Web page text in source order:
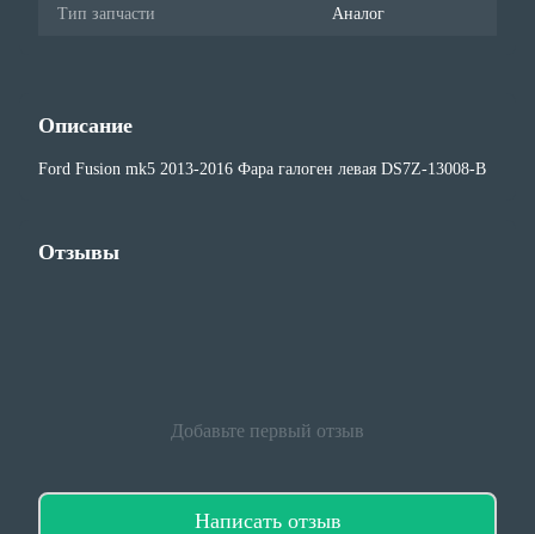
Тип запчасти Аналог
Описание
Ford Fusion mk5 2013-2016 Фара галоген левая DS7Z-13008-B
Отзывы
Добавьте первый отзыв
Написать отзыв